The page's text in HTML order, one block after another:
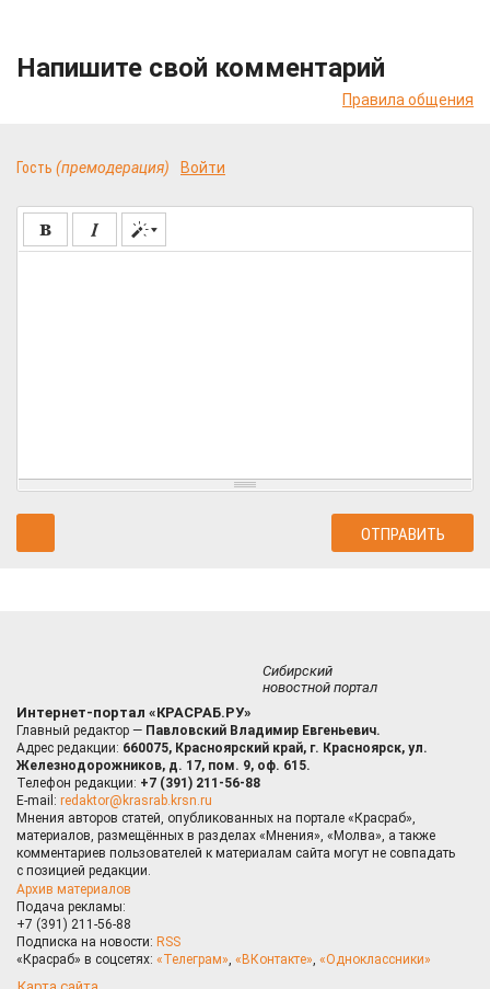
Напишите свой комментарий
Правила общения
Гость (премодерация) Войти
Сибирский
новостной портал
Интернет-портал «КРАСРАБ.РУ»
Главный редактор — Павловский Владимир Евгеньевич.
Адрес редакции: 660075, Красноярский край, г. Красноярск, ул.
Железнодорожников, д. 17, пом. 9, оф. 615.
Телефон редакции: +7 (391) 211-56-88
E-mail: redaktor@krasrab.krsn.ru
Мнения авторов статей, опубликованных на портале «Красраб»,
материалов, размещённых в разделах «Мнения», «Молва», а также
комментариев пользователей к материалам сайта могут не совпадать
с позицией редакции.
Архив материалов
Подача рекламы:
+7 (391) 211-56-88
Подписка на новости: RSS
«Красраб» в соцсетях: «Телеграм», «ВКонтакте», «Одноклассники»